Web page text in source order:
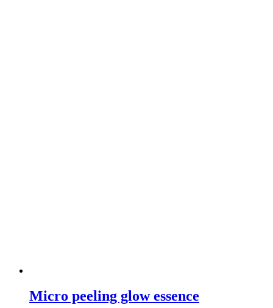
Micro peeling glow essence